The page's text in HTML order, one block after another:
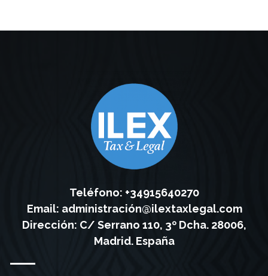
Teléfono: +34915640270
Email: administración@ilextaxlegal.com
Dirección: C/ Serrano 110, 3º Dcha. 28006,
Madrid. España